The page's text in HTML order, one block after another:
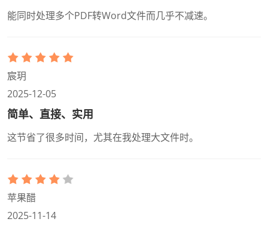
能同时处理多个PDF转Word文件而几乎不减速。
宸玥
2025-12-05
简单、直接、实用
这节省了很多时间，尤其在我处理大文件时。
苹果醋
2025-11-14